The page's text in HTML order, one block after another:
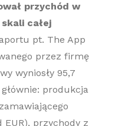
przychód w
całej
pt. The App
przez firmę
wyniosły 95,7
głównie: produkcja
EUR), przychody z